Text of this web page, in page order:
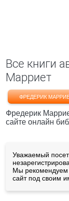
Все книги
Марриет
ФРЕДЕРИК
Фредерик
сайте онлайн
Уважаемый
Мы
сайт под своим